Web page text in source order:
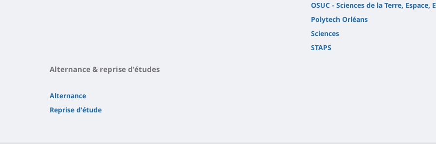
OSUC - Sciences de la Terre,
Polytech Orléans
Sciences
STAPS
Alternance & reprise d'études
Alternance
Reprise d'étude